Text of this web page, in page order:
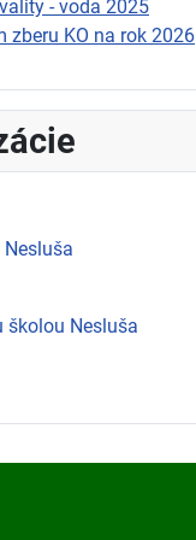
- voda 2025
zberu KO na rok 2026
školou Nesluša